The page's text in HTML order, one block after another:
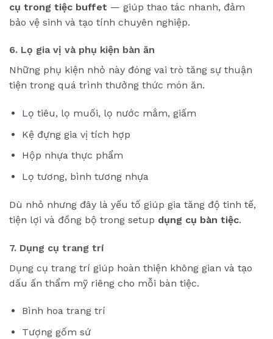
cụ trong tiệc buffet — giúp thao tác nhanh, đảm
bảo vệ sinh và tạo tính chuyên nghiệp.
6. Lọ gia vị và phụ kiện bàn ăn
Những phụ kiện nhỏ này đóng vai trò tăng sự thuận
tiện trong quá trình thưởng thức món ăn.
Lọ tiêu, lọ muối, lọ nước mắm, giấm
Kệ đựng gia vị tích hợp
Hộp nhựa thực phẩm
Lọ tương, bình tương nhựa
Dù nhỏ nhưng đây là yếu tố giúp gia tăng độ tinh tế,
tiện lợi và đồng bộ trong setup dụng cụ bàn tiệc.
7. Dụng cụ trang trí
Dụng cụ trang trí giúp hoàn thiện không gian và tạo
dấu ấn thẩm mỹ riêng cho mỗi bàn tiệc.
Bình hoa trang trí
Tượng gốm sứ